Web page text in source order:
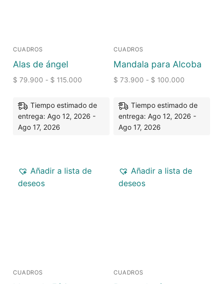
CUADROS
Alas de ángel
$ 79.900 - $ 115.000
Tiempo estimado de
entrega: Ago 12, 2026 -
Ago 17, 2026
CUADROS
Mandala para Alcoba
$ 73.900 - $ 100.000
Tiempo estimado de
entrega: Ago 12, 2026 -
Ago 17, 2026
Añadir a lista de
deseos
CUADROS
Añadir a lista de
deseos
CUADROS